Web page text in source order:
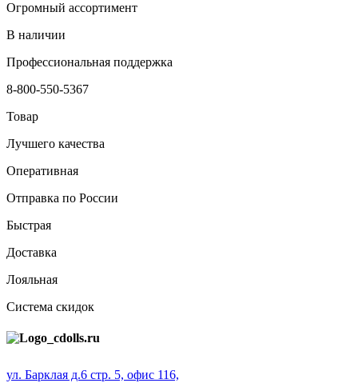
Огромный ассортимент
В наличии
Профессиональная поддержка
8-800-550-5367
Товар
Лучшего качества
Оперативная
Отправка по России
Быстрая
Доставка
Лояльная
Система скидок
ул. Барклая д.6 стр. 5, офис 116,